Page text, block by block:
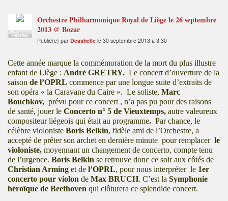
ADMINISTRATEUR
THÉÂTRES
Orchestre Philharmonique Royal de Liège le 26 septembre
2013 @ Bozar
Publié(e) par Deashelle le 30 septembre 2013 à 3:30
Cette année marque la commémoration de la mort du plus illustre
enfant de Liège : André GRETRY. Le concert d’ouverture de la
saison de l’OPRL commence par une longue suite d’extraits de
son opéra « la Caravane du Caire ». Le soliste, Marc
Bouchkov, prévu pour ce concert , n’a pas pu pour des raisons
de santé, jouer le Concerto n° 5 de Vieuxtemps, autre valeureux
compositeur liégeois qui était au programme. Par chance, le
célèbre violoniste Boris Belkin, fidèle ami de l’Orchestre, a
accepté de prêter son archet en dernière minute pour remplacer le
violoniste, moyennant un changement de concerto, compte tenu
de l’urgence. Boris Belkin se retrouve donc ce soir aux côtés de
Christian Arming et de l’OPRL, pour nous interpréter le 1er
concerto pour violon de Max BRUCH. C’est la Symphonie
héroïque de Beethoven qui clôturera ce splendide concert.